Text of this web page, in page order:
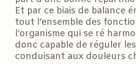
Et par ce biais de balance
tout l’ensemble des
l’organisme qui se ré
donc capable de réguler
conduisant aux douleurs